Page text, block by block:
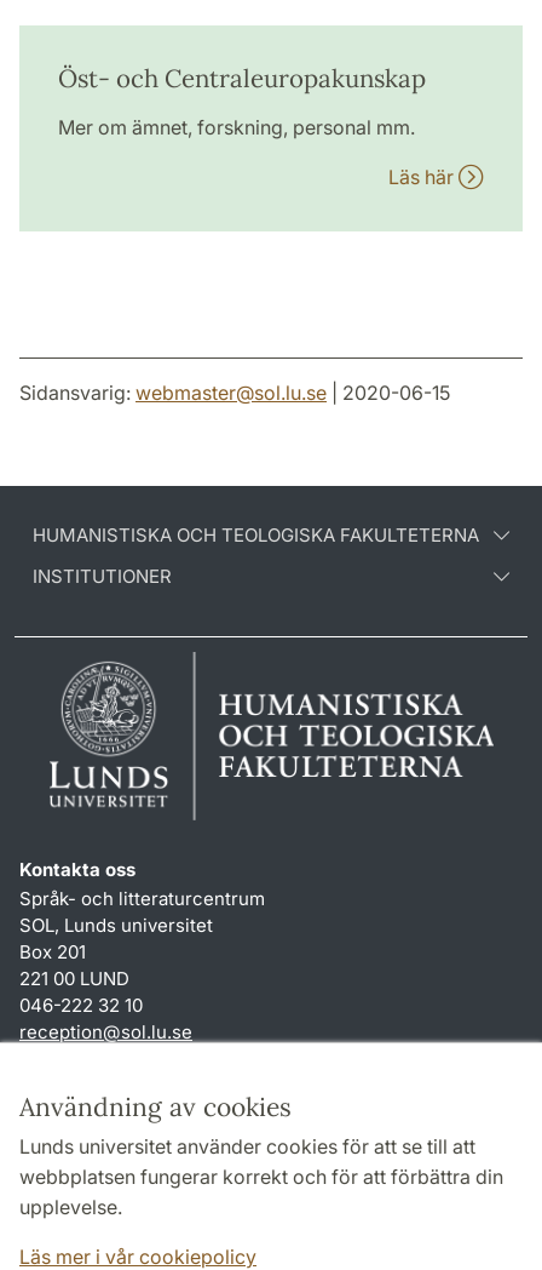
Användning av cookies
Lunds universitet använder cookies för att se till att
webbplatsen fungerar korrekt och för att förbättra din
upplevelse.
Läs mer i vår cookiepolicy
Öst- och Centraleuropakunskap
Mer om ämnet, forskning, personal mm.
Läs här
Sidansvarig: webmaster@sol.lu.se | 2020-06-15
HUMANISTISKA OCH TEOLOGISKA FAKULTETERNA
INSTITUTIONER
Kontakta oss
Språk- och litteraturcentrum
SOL, Lunds universitet
Box 201
221 00 LUND
046-222 32 10
reception@sol.lu.se
Genvägar
Om webbplatsen och cookies
Behandling av personuppgifter
Tillgänglighetsredogörelse